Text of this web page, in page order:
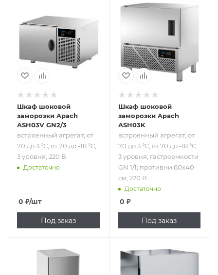
встроенный
агрегат; от 70 до 3
°С; от 70 до -18 °С;
3 уровня; 220 В
Шкаф шоковой
заморозки Apach
ASH03V GN2/3
встроенный агрегат; от
70 до 3 °С; от 70 до -18 °С;
3 уровня; 220 В
Достаточно
0 ₽/шт
Под заказ
Подпись к товару
°С; от 70 до -18 °С;
3 уровня;
гастроемкости
GN 1/1; противни
60х40 см; 220 В
Шкаф шоковой
заморозки Apach
ASH03K
встроенный агрегат; от
70 до 3 °С; от 70 до -18 °С;
3 уровня; гастроемкости
GN 1/1; противни 60х40
см; 220 В
Достаточно
0 ₽
Под заказ
Подпись к товару
встроенный
Подпись к товару
встроенный
агрегат; от 90 до 3